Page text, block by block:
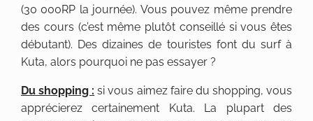
(30 000RP la journée). Vous pouvez même prendre
des cours (c’est même plutôt conseillé si vous êtes
débutant). Des dizaines de touristes font du surf à
Kuta, alors pourquoi ne pas essayer ?
Du shopping : si vous aimez faire du shopping, vous
apprécierez certainement Kuta. La plupart des